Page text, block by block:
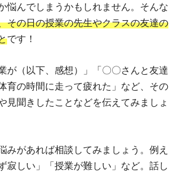
悩んでしまうかもしれません。そんな
その日の授業の先生やクラスの友達の
です！
が（以下、感想）」「〇〇さんと友達
育の時間に走って疲れた」など、その
見聞きしたことなどを伝えてみましょ
みがあれば相談してみましょう。例え
寂しい」「授業が難しい」など。話し